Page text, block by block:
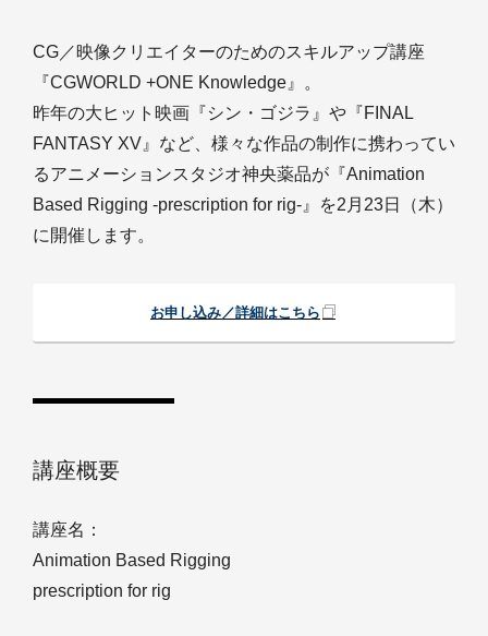
CG／映像クリエイターのためのスキルアップ講座
『CGWORLD +ONE Knowledge』。
昨年の大ヒット映画『シン・ゴジラ』や『FINAL
FANTASY XV』など、様々な作品の制作に携わってい
るアニメーションスタジオ神央薬品が『Animation
Based Rigging -prescription for rig-』を2月23日（木）
に開催します。
お申し込み／詳細はこちら
講座概要
講座名：
Animation Based Rigging
prescription for rig